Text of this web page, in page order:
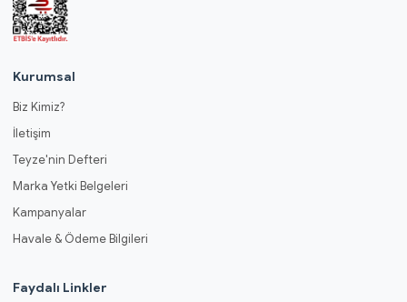
Kurumsal
Biz Kimiz?
İletişim
Teyze'nin Defteri
Marka Yetki Belgeleri
Kampanyalar
Havale & Ödeme Bilgileri
Faydalı Linkler